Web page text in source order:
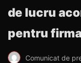
de lucru
pentru firma
Comunicat de